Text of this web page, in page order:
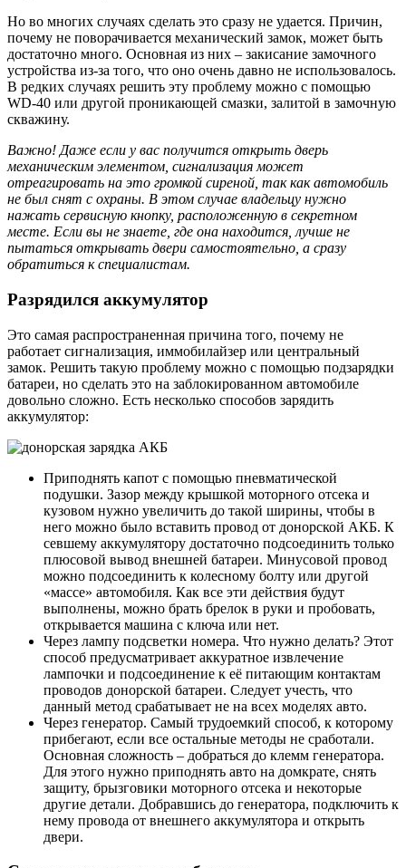
Но во многих случаях сделать это сразу не удается. Причин,
почему не поворачивается механический замок, может быть
достаточно много. Основная из них – закисание замочного
устройства из-за того, что оно очень давно не использовалось.
В редких случаях решить эту проблему можно с помощью
WD-40 или другой проникающей смазки, залитой в замочную
скважину.
Важно! Даже если у вас получится открыть дверь
механическим элементом, сигнализация может
отреагировать на это громкой сиреной, так как автомобиль
не был снят с охраны. В этом случае владельцу нужно
нажать сервисную кнопку, расположенную в секретном
месте. Если вы не знаете, где она находится, лучше не
пытаться открывать двери самостоятельно, а сразу
обратиться к специалистам.
Разрядился аккумулятор
Это самая распространенная причина того, почему не
работает сигнализация, иммобилайзер или центральный
замок. Решить такую проблему можно с помощью подзарядки
батареи, но сделать это на заблокированном автомобиле
довольно сложно. Есть несколько способов зарядить
аккумулятор:
Приподнять капот с помощью пневматической
подушки. Зазор между крышкой моторного отсека и
кузовом нужно увеличить до такой ширины, чтобы в
него можно было вставить провод от донорской АКБ. К
севшему аккумулятору достаточно подсоединить только
плюсовой вывод внешней батареи. Минусовой провод
можно подсоединить к колесному болту или другой
«массе» автомобиля. Как все эти действия будут
выполнены, можно брать брелок в руки и пробовать,
открывается машина с ключа или нет.
Через лампу подсветки номера. Что нужно делать? Этот
способ предусматривает аккуратное извлечение
лампочки и подсоединение к её питающим контактам
проводов донорской батареи. Следует учесть, что
данный метод срабатывает не на всех моделях авто.
Через генератор. Самый трудоемкий способ, к которому
прибегают, если все остальные методы не сработали.
Основная сложность – добраться до клемм генератора.
Для этого нужно приподнять авто на домкрате, снять
защиту, брызговики моторного отсека и некоторые
другие детали. Добравшись до генератора, подключить к
нему провода от внешнего аккумулятора и открыть
двери.